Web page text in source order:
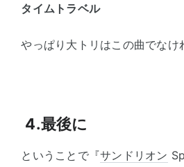
タイムトラベル
やっぱり大トリはこの曲でなけ
4.最後に
ということで『サンドリオン